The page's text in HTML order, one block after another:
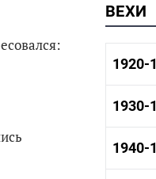
ВЕХИ
1920-
1930-
1940-